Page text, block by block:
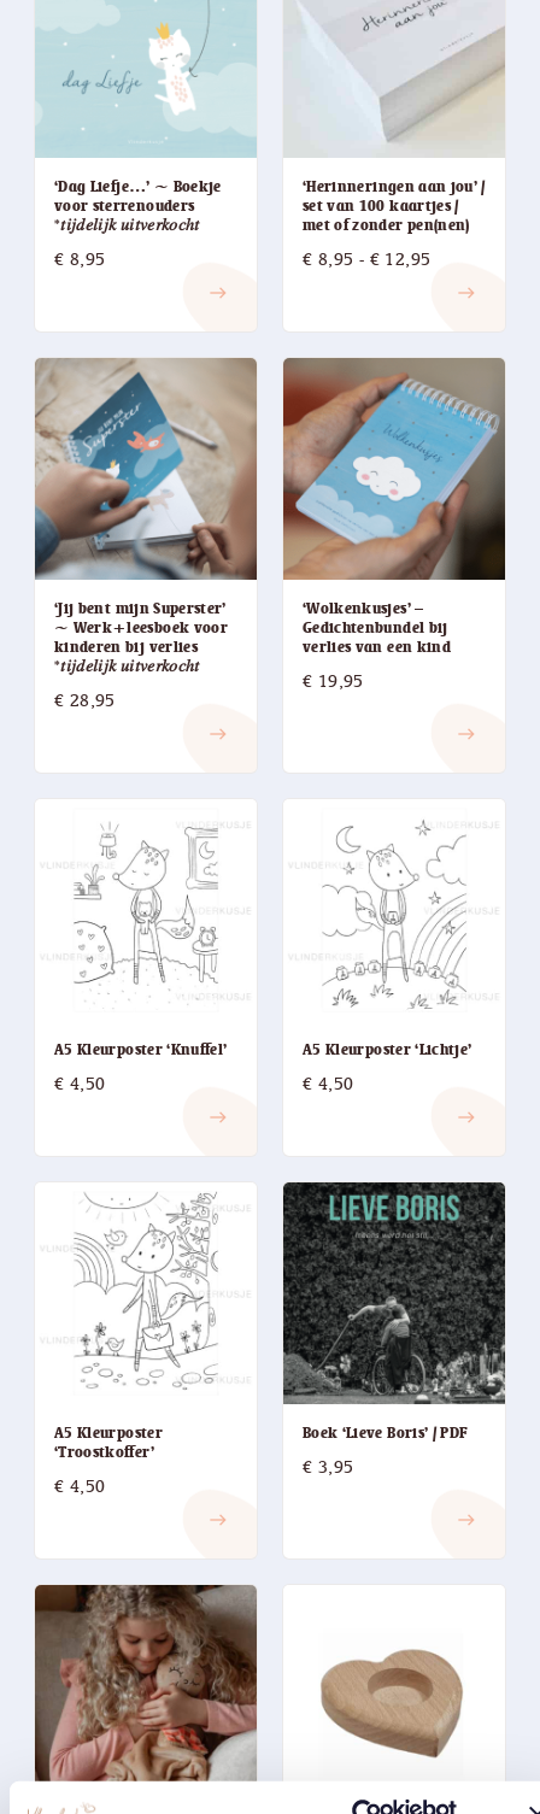
‘Dag Liefje…’ ~ Boekje
voor sterrenouders
*𝑡𝑖𝑗𝑑𝑒𝑙𝑖𝑗𝑘 𝑢𝑖𝑡𝑣𝑒𝑟𝑘𝑜𝑐ℎ𝑡
€ 8,95
east
‘Herinneringen aan jou’ /
set van 100 kaartjes /
met of zonder pen(nen)
€ 8,95 - € 12,95
€ 8,95
east
‘Jij bent mijn Superster’
~ Werk+leesboek voor
kinderen bij verlies
*𝑡𝑖𝑗𝑑𝑒𝑙𝑖𝑗𝑘 𝑢𝑖𝑡𝑣𝑒𝑟𝑘𝑜𝑐ℎ𝑡
€ 28,95
east
‘Wolkenkusjes’ –
Gedichtenbundel bij
verlies van een kind
€ 19,95
east
A5 Kleurposter ‘Knuffel’
€ 4,50
east
A5 Kleurposter ‘Lichtje’
€ 4,50
east
A5 Kleurposter
‘Troostkoffer’
€ 4,50
east
Boek ‘Lieve Boris’ / PDF
€ 3,95
east